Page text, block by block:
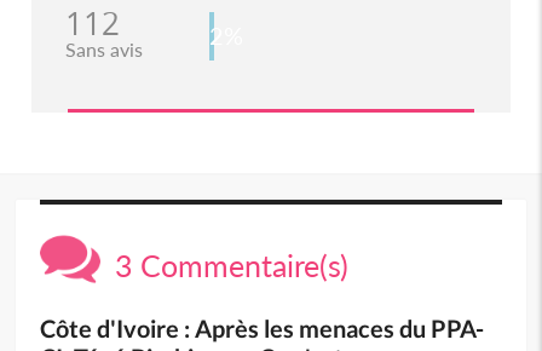
112
Sans avis 2%
3 Commentaire(s)
Côte d'Ivoire : Après les menaces du PPA-